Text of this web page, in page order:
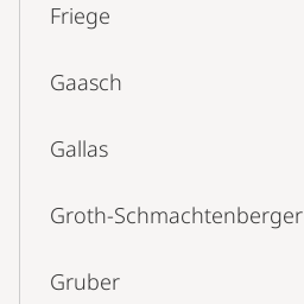
Friege
Gaasch
Gallas
Groth-Schmachtenberger
Gruber